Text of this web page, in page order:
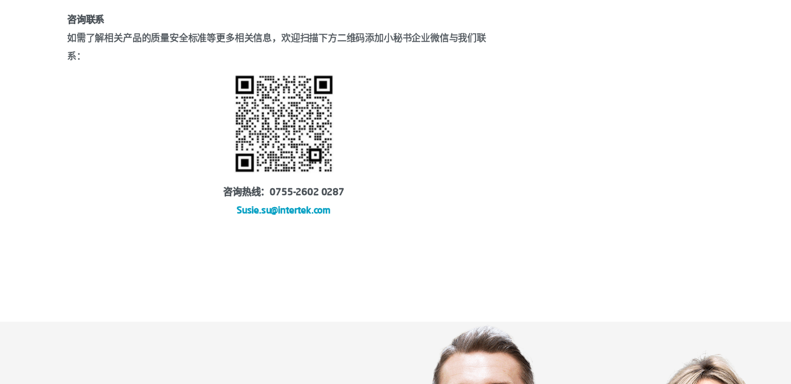
咨询联系
如需了解相关产品的质量安全标准等更多相关信息，欢迎扫描下方二维码添加小秘书企业微信与我们联
系：
咨询热线：0755-2602 0287
Susie.su@intertek.com